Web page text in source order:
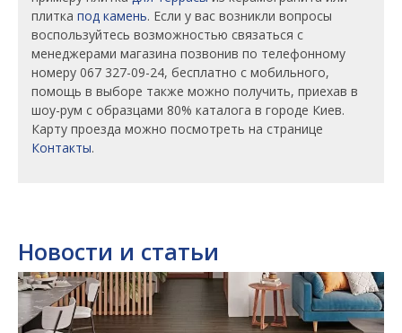
плитка под камень. Если у вас возникли вопросы
воспользуйтесь возможностью связаться с
менеджерами магазина позвонив по телефонному
номеру 067 327-09-24, бесплатно с мобильного,
помощь в выборе также можно получить, приехав в
шоу-рум с образцами 80% каталога в городе Киев.
Карту проезда можно посмотреть на странице
Контакты.
Новости и статьи